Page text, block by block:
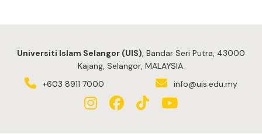
Universiti Islam Selangor (UIS), Bandar Seri Putra, 43000
Kajang, Selangor, MALAYSIA.
+603 8911 7000
info@uis.edu.my